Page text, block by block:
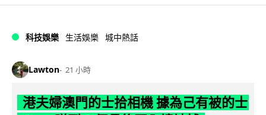
科技娛樂 生活娛樂 城中熱話
Lawton 21 小時
港夫婦澳門的士拾相機 據為己有被的士